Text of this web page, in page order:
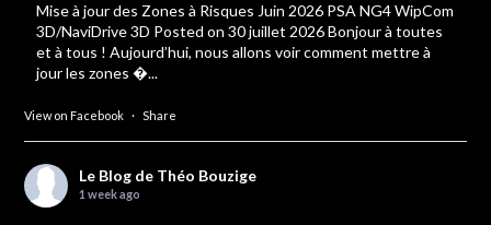
Mise à jour des Zones à Risques Juin 2026 PSA NG4 WipCom
3D/NaviDrive 3D Posted on 30 juillet 2026 Bonjour à toutes
et à tous ! Aujourd’hui, nous allons voir comment mettre à
jour les zones �...
View on Facebook · Share
Le Blog de Théo Bouzige
1 week ago